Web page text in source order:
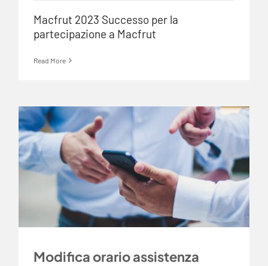
Macfrut 2023 Successo per la
partecipazione a Macfrut
Read More
Modifica orario assistenza